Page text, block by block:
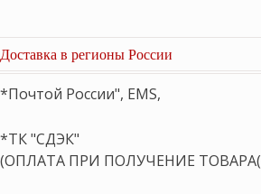
Доставка в регионы России
*Почтой России", EMS,
*ТК "СДЭК"
(ОПЛАТА ПРИ ПОЛУЧЕНИЕ ТОВАРА(